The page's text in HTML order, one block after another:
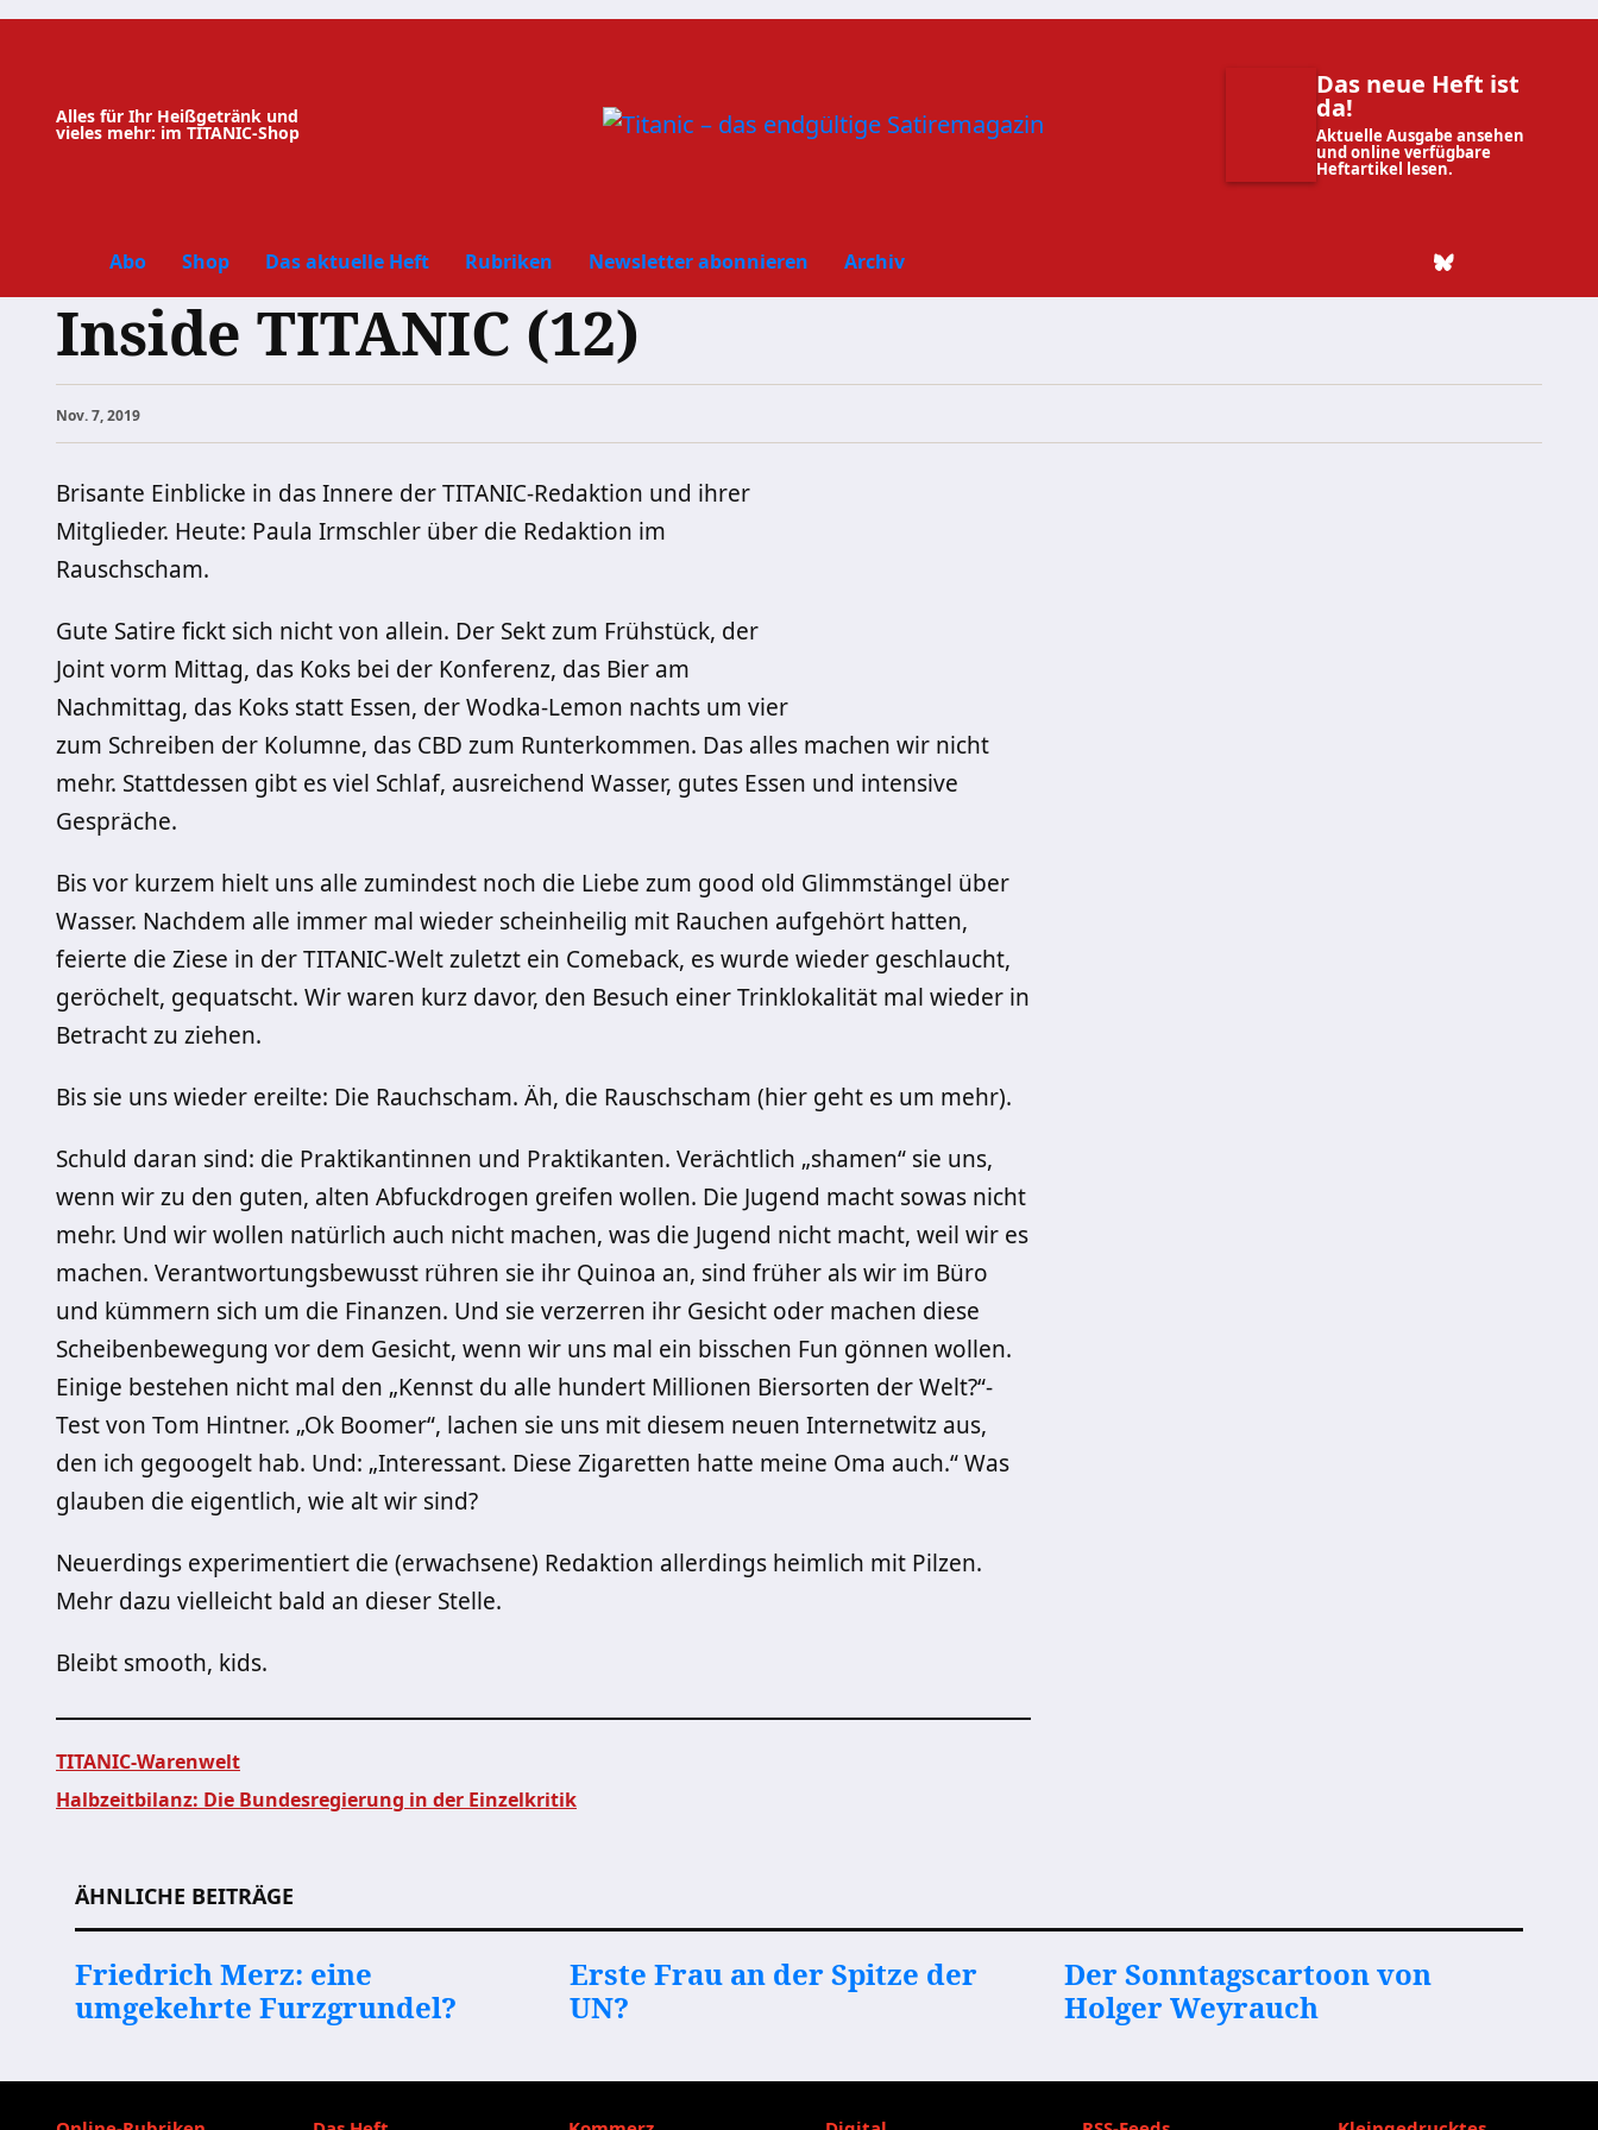
Zum
Alles für Ihr Heißgetränk und
vieles mehr: im TITANIC-Shop
Das neue Heft ist
da!
Aktuelle Ausgabe ansehen
und online verfügbare
Heftartikel lesen.
Abo Shop Das aktuelle Heft Rubriken Newsletter abonnieren Archiv
Inside TITANIC (12)
Nov. 7, 2019
Brisante Einblicke in das Innere der TITANIC-Redaktion und ihrer
Mitglieder. Heute: Paula Irmschler über die Redaktion im
Rauschscham.
Gute Satire fickt sich nicht von allein. Der Sekt zum Frühstück, der
Joint vorm Mittag, das Koks bei der Konferenz, das Bier am
Nachmittag, das Koks statt Essen, der Wodka-Lemon nachts um vier
zum Schreiben der Kolumne, das CBD zum Runterkommen. Das alles machen wir nicht
mehr. Stattdessen gibt es viel Schlaf, ausreichend Wasser, gutes Essen und intensive
Gespräche.
Bis vor kurzem hielt uns alle zumindest noch die Liebe zum good old Glimmstängel über
Wasser. Nachdem alle immer mal wieder scheinheilig mit Rauchen aufgehört hatten,
feierte die Ziese in der TITANIC-Welt zuletzt ein Comeback, es wurde wieder geschlaucht,
geröchelt, gequatscht. Wir waren kurz davor, den Besuch einer Trinklokalität mal wieder in
Betracht zu ziehen.
Bis sie uns wieder ereilte: Die Rauchscham. Äh, die Rauschscham (hier geht es um mehr).
Schuld daran sind: die Praktikantinnen und Praktikanten. Verächtlich „shamen“ sie uns,
wenn wir zu den guten, alten Abfuckdrogen greifen wollen. Die Jugend macht sowas nicht
mehr. Und wir wollen natürlich auch nicht machen, was die Jugend nicht macht, weil wir es
machen. Verantwortungsbewusst rühren sie ihr Quinoa an, sind früher als wir im Büro
und kümmern sich um die Finanzen. Und sie verzerren ihr Gesicht oder machen diese
Scheibenbewegung vor dem Gesicht, wenn wir uns mal ein bisschen Fun gönnen wollen.
Einige bestehen nicht mal den „Kennst du alle hundert Millionen Biersorten der Welt?“-
Test von Tom Hintner. „Ok Boomer“, lachen sie uns mit diesem neuen Internetwitz aus,
den ich gegoogelt hab. Und: „Interessant. Diese Zigaretten hatte meine Oma auch.“ Was
glauben die eigentlich, wie alt wir sind?
Neuerdings experimentiert die (erwachsene) Redaktion allerdings heimlich mit Pilzen.
Mehr dazu vielleicht bald an dieser Stelle.
Bleibt smooth, kids.
TITANIC-Warenwelt
Halbzeitbilanz: Die Bundesregierung in der Einzelkritik
ÄHNLICHE BEITRÄGE
Friedrich Merz: eine
umgekehrte Furzgrundel?
Erste Frau an der Spitze der
UN?
Der Sonntagscartoon von
Holger Weyrauch